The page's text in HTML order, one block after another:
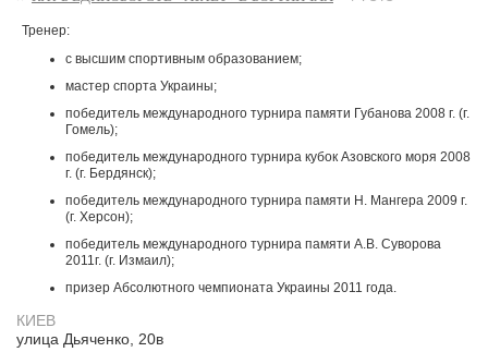
Тренер:
с высшим спортивным образованием;
мастер спорта Украины;
победитель международного турнира памяти Губанова 2008 г. (г.
Гомель);
победитель международного турнира кубок Азовского моря 2008
г. (г. Бердянск);
победитель международного турнира памяти Н. Мангера 2009 г.
(г. Херсон);
победитель международного турнира памяти А.В. Суворова
2011г. (г. Измаил);
призер Абсолютного чемпионата Украины 2011 года.
КИЕВ
улица Дьяченко, 20в